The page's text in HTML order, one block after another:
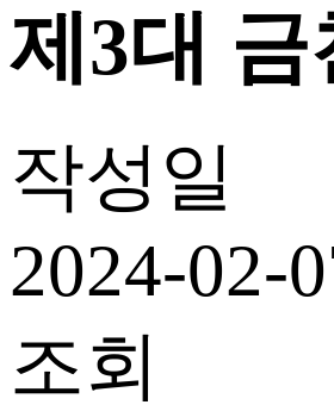
제3대
작성일
2024-02-
조회